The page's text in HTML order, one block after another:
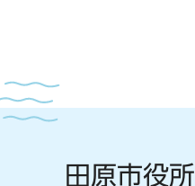
田原市役所